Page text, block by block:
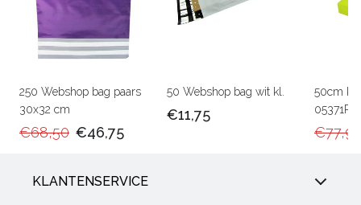
250 Webshop bag paars
30x32 cm
€68,50 €46,75
50 Webshop bag wit kl.
€11,75
50cm
05371RU
KLANTENSERVICE